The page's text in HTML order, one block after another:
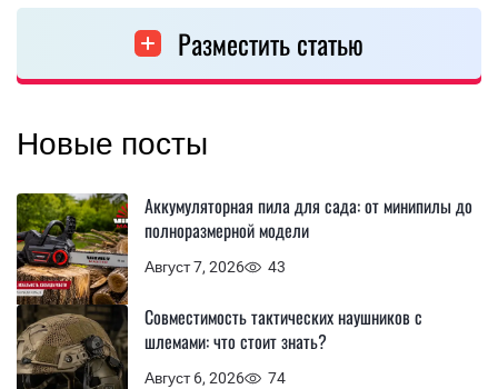
Разместить статью
Новые посты
Август 7, 2026 43
Аккумуляторная пила для сада: от минипилы до
полноразмерной модели
Август 6, 2026 74
Совместимость тактических наушников с
шлемами: что стоит знать?